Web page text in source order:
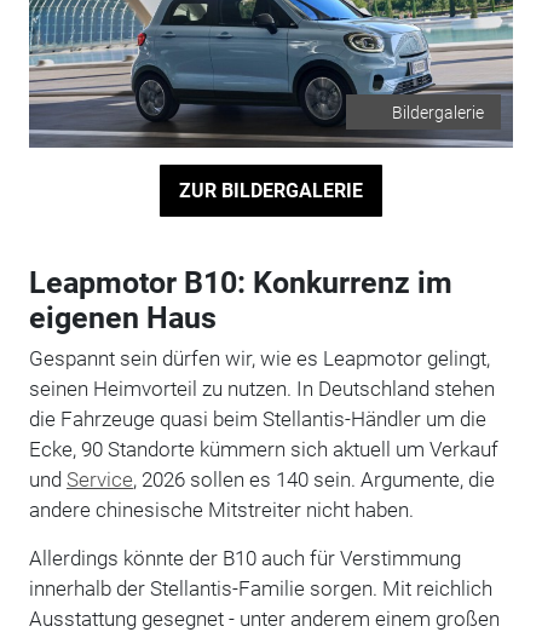
Bildergalerie
ZUR BILDERGALERIE
Leapmotor B10: Konkurrenz im
eigenen Haus
Gespannt sein dürfen wir, wie es Leapmotor gelingt,
seinen Heimvorteil zu nutzen. In Deutschland stehen
die Fahrzeuge quasi beim Stellantis-Händler um die
Ecke, 90 Standorte kümmern sich aktuell um Verkauf
und Service, 2026 sollen es 140 sein. Argumente, die
andere chinesische Mitstreiter nicht haben.
Allerdings könnte der B10 auch für Verstimmung
innerhalb der Stellantis-Familie sorgen. Mit reichlich
Ausstattung gesegnet - unter anderem einem großen